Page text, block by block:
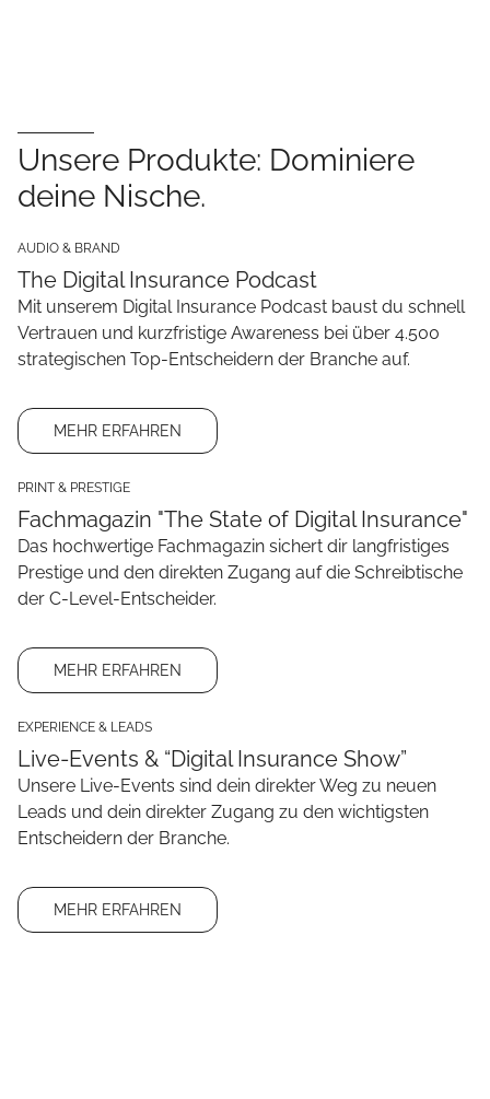
Unsere Produkte: Dominiere
deine Nische.
AUDIO & BRAND
The Digital Insurance Podcast
Mit unserem Digital Insurance Podcast baust du schnell
Vertrauen und kurzfristige Awareness bei über 4.500
strategischen Top-Entscheidern der Branche auf.
MEHR ERFAHREN
PRINT & PRESTIGE
Fachmagazin "The State of Digital Insurance"
Das hochwertige Fachmagazin sichert dir langfristiges
Prestige und den direkten Zugang auf die Schreibtische
der C-Level-Entscheider.
MEHR ERFAHREN
EXPERIENCE & LEADS
Live-Events & “Digital Insurance Show”
Unsere Live-Events sind dein direkter Weg zu neuen
Leads und dein direkter Zugang zu den wichtigsten
Entscheidern der Branche.
MEHR ERFAHREN